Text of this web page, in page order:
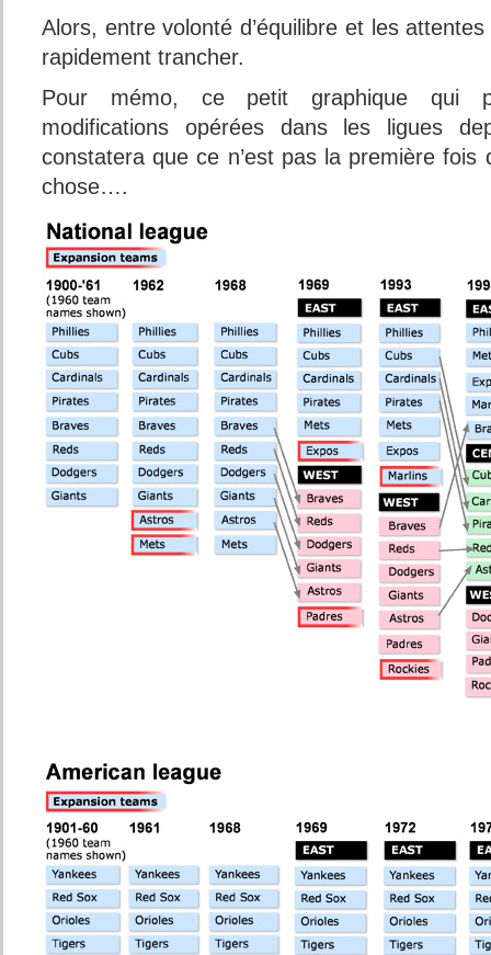
Alors, entre volonté d’équilibre et les
rapidement trancher.
Pour mémo, ce petit graphique qui
modifications opérées dans les ligues
constatera que ce n’est pas la première fois
chose….